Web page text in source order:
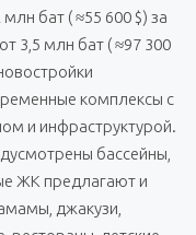
бат ( ≈55 600 $) за
3,5 млн бат ( ≈97 300
комплексы с
и инфраструктурой.
бассейны,
ЖК предлагают и
джакузи,